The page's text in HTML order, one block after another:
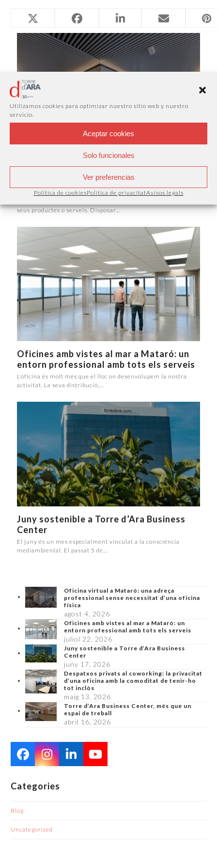
Utilizamos cookies para optimizar nuestro sitio web y nuestro
servicio.
Aceptar cookies
Solo funcionales
Ver preferencias
Política de cookiesPolítica de privacitatAvisos legals
Related Posts
Oficina virtual a Mataró: una adreça
professional sense necessitat d’una
oficina física
seus productes o serveis. Disposar…
Oficines amb vistes al mar a Mataró: un
entorn professional amb tots els serveis
L'oficina és molt més que el lloc on desenvolupem la nostra
activitat. La seva distribució,…
Juny sostenible a Torre d’Ara Business
Center
El juny és un mes especialment vinculat a la consciència
mediambiental. El passat 5 de…
Oficina virtual a Mataró: una adreça
professional sense necessitat d’una oficina
física
agost 4, 2026
Oficines amb vistes al mar a Mataró: un
entorn professional amb tots els serveis
juliol 22, 2026
Juny sostenible a Torre d’Ara Business
Center
juny 17, 2026
Despatxos privats al coworking: la privacitat
d’una oficina amb la comoditat de tenir-ho
tot inclòs
maig 13, 2026
Torre d’Ara Business Center, més que un
espai de treball
abril 16, 2026
Facebook
Instagram
LinkedInYouTube
Categories
Blog
Uncategorized